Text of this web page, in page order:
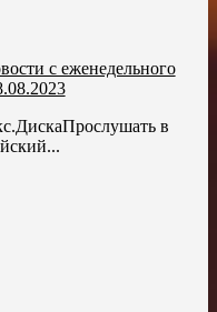
с еженедельного
в